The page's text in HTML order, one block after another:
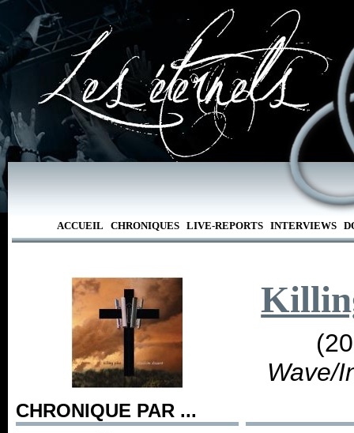
ACCUEIL CHRONIQUES LIVE-REPORTS INTERVIEWS
CHRONIQUE PAR ...
Wave/